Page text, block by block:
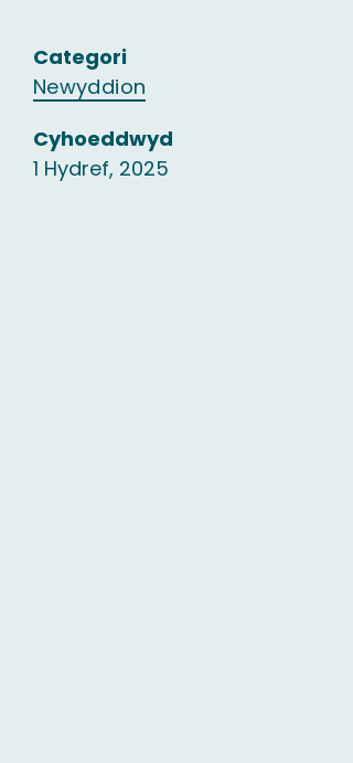
Categori
Newyddion
Cyhoeddwyd
1 Hydref, 2025